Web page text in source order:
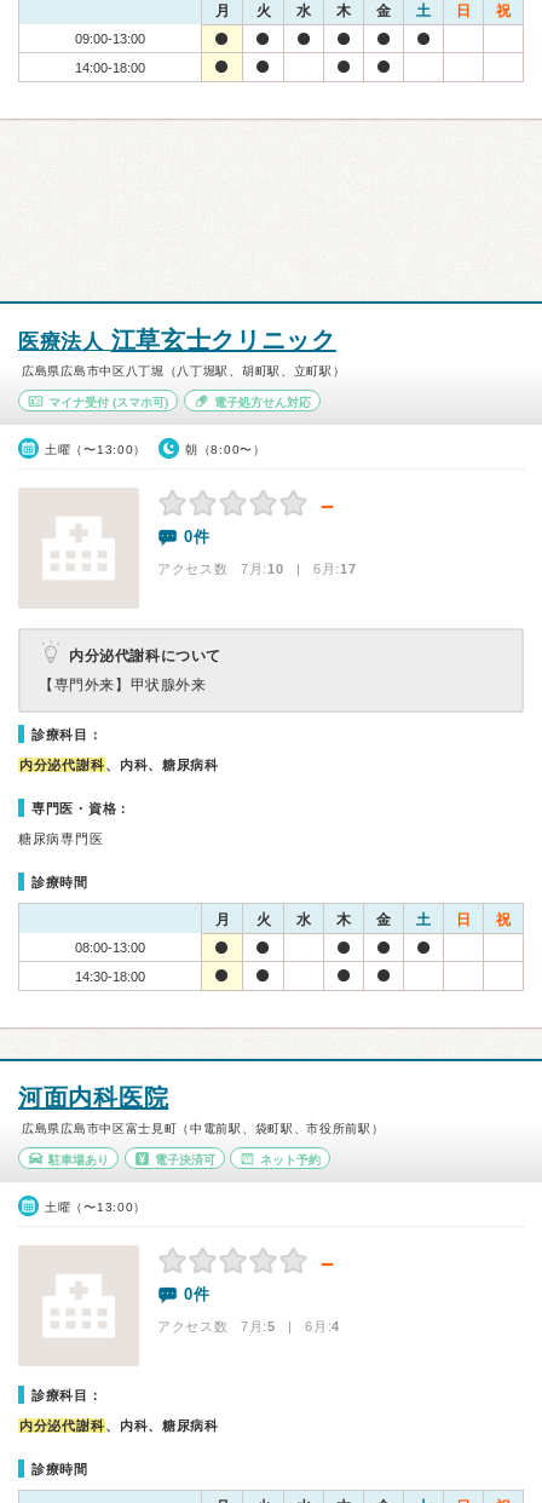
月 火 水 木 金 土 日 祝
09:00-13:00
14:00-18:00
医療法人 江草玄士クリニック
広島県広島市中区八丁堀（八丁堀駅、胡町駅、立町駅）
マイナ受付 (スマホ可) 電子処方せん対応
土曜（〜13:00） 朝（8:00〜）
－
0件
アクセス数 7月:10 | 6月:17
内分泌代謝科について
【専門外来】 甲状腺外来
診療科目：
内分泌代謝科、内科、糖尿病科
専門医・資格：
糖尿病専門医
診療時間
月 火 水 木 金 土 日 祝
08:00-13:00
14:30-18:00
河面内科医院
広島県広島市中区富士見町（中電前駅、袋町駅、市役所前駅）
駐車場あり 電子決済可 ネット予約
土曜（〜13:00）
－
0件
アクセス数 7月:5 | 6月:4
診療科目：
内分泌代謝科、内科、糖尿病科
診療時間